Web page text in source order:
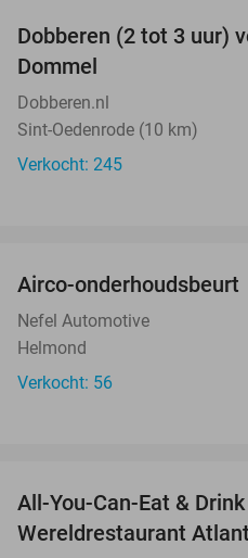
Dobberen (2 tot 3 uur)
Dommel
Dobberen.nl
Sint-Oedenrode (10 km)
Verkocht: 245
Airco-onderhoudsbeurt
Nefel Automotive
Helmond
Verkocht: 56
All-You-Can-Eat &
Wereldrestaurant